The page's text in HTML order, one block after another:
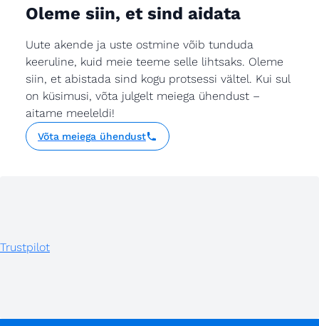
Oleme siin, et sind aidata
Uute akende ja uste ostmine võib tunduda
keeruline, kuid meie teeme selle lihtsaks. Oleme
siin, et abistada sind kogu protsessi vältel. Kui sul
on küsimusi, võta julgelt meiega ühendust –
aitame meeleldi!
Võta meiega ühendust
Trustpilot